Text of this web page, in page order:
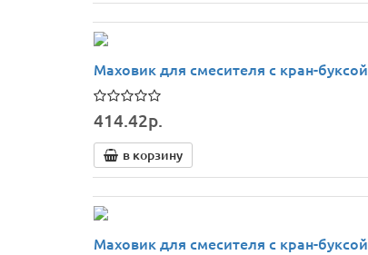
Маховик для смесителя с кран-буксой
414.42р.
в корзину
Маховик для смесителя с кран-буксой